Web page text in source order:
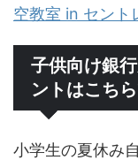
空教室 in セント
子供向け銀
ントはこち
小学生の夏休み